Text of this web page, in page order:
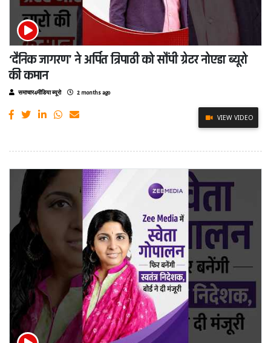
‘दैनिक जागरण’ ने अर्पित त्रिपाठी को सौंपी ग्रेटर नोएडा ब्यूरो
की कमान
समाचार4मीडिया ब्यूरो 2 months ago
VIEW VIDEO